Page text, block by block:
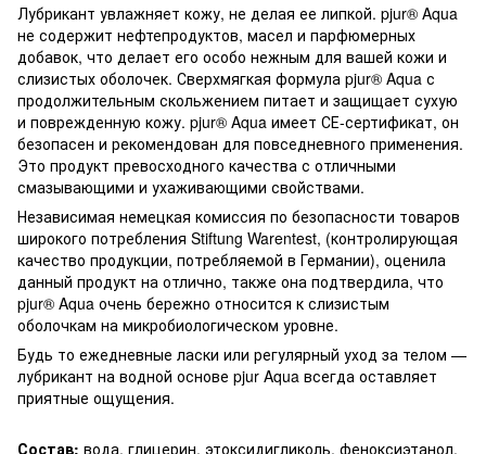
Лубрикант увлажняет кожу, не делая ее липкой. pjur® Aqua
не содержит нефтепродуктов, масел и парфюмерных
добавок, что делает его особо нежным для вашей кожи и
слизистых оболочек. Сверхмягкая формула pjur® Aqua с
продолжительным скольжением питает и защищает сухую
и поврежденную кожу. pjur® Aqua имеет СЕ-сертификат, он
безопасен и рекомендован для повседневного применения.
Это продукт превосходного качества с отличными
смазывающими и ухаживающими свойствами.
Независимая немецкая комиссия по безопасности товаров
широкого потребления Stiftung Warentest, (контролирующая
качество продукции, потребляемой в Германии), оценила
данный продукт на отлично, также она подтвердила, что
pjur® Aqua очень бережно относится к слизистым
оболочкам на микробиологическом уровне.
Будь то ежедневные ласки или регулярный уход за телом —
лубрикант на водной основе pjur Aqua всегда оставляет
приятные ощущения.
Состав: вода, глицерин, этоксидигликоль, феноксиэтанол,